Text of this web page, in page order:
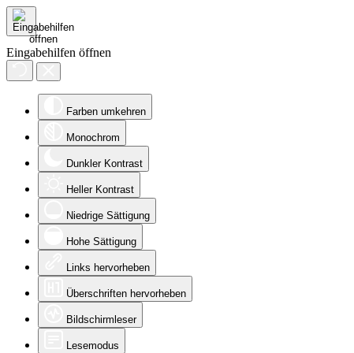
Eingabehilfen öffnen
Farben umkehren
Monochrom
Dunkler Kontrast
Heller Kontrast
Niedrige Sättigung
Hohe Sättigung
Links hervorheben
Überschriften hervorheben
Bildschirmleser
Lesemodus